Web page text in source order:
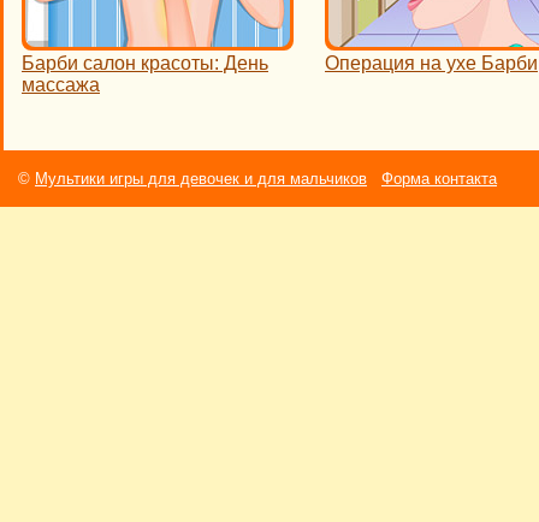
Барби салон красоты: День
массажа
Операция на ухе Барби
© Мультики игры для девочек и для мальчиков Форма контакта